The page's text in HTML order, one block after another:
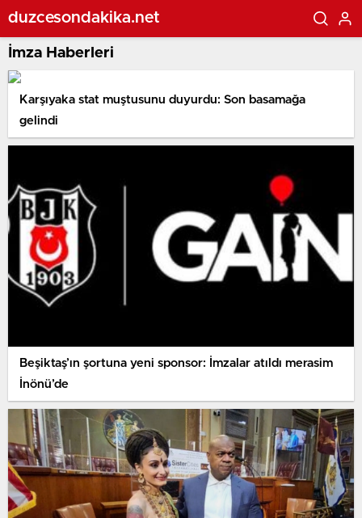
duzcesondakika.net
İmza Haberleri
Karşıyaka stat muştusunu duyurdu: Son basamağa
gelindi
Beşiktaş’ın şortuna yeni sponsor: İmzalar atıldı merasim
İnönü’de